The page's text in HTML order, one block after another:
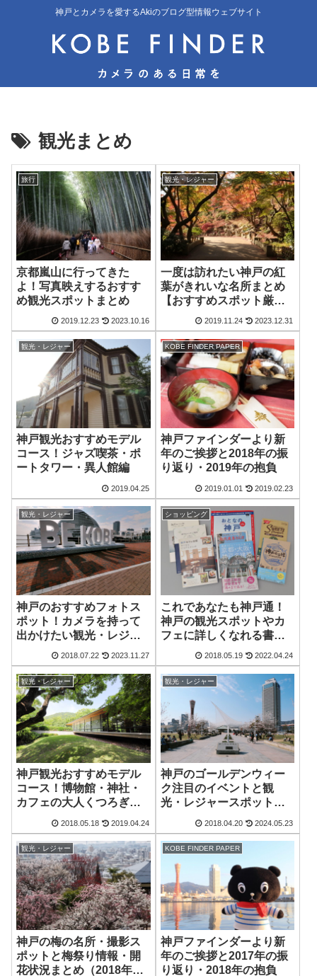
神戸とカメラを愛するAkiのブログ型情報ウェブサイト
観光まとめ
旅行
京都嵐山に行ってきた
よ！写真映えするおすす
め観光スポットまとめ
2019.12.23 2023.10.16
観光・レジャー
一度は訪れたい神戸の紅
葉がきれいな名所まとめ
【おすすめスポット厳
2019.11.24 2023.12.31
観光・レジャー
神戸観光おすすめモデル
コース！ジャズ喫茶・ポ
ートタワー・異人館編
2019.04.25
KOBE FINDER PAPER
神戸ファインダーより新
年のご挨拶と2018年の振
り返り・2019年の抱負
2019.01.01 2019.02.23
観光・レジャー
神戸のおすすめフォトス
ポット！カメラを持って
出かけたい観光・レジャ
ースポットまとめ
2018.07.22 2023.11.27
ショッピング
これであなたも神戸通！
神戸の観光スポットやカ
フェに詳しくなれる書籍
2018.05.19 2022.04.24
観光・レジャー
神戸観光おすすめモデル
コース！博物館・神社・
カフェの大人くつろぎ旅
2018.05.18 2019.04.24
観光・レジャー
神戸のゴールデンウィー
ク注目のイベントと観
光・レジャースポットま
2018.04.20 2024.05.23
観光・レジャー
神戸の梅の名所・撮影ス
ポットと梅祭り情報・開
花状況まとめ（2018年〜
KOBE FINDER PAPER
神戸ファインダーより新
年のご挨拶と2017年の振
り返り・2018年の抱負